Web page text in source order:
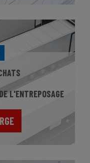
L'ENTREPOSAGE